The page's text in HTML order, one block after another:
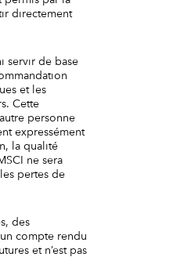
directement
servir de base
et les
Cette
personne
expressément
la qualité
ne sera
pertes de
des
compte rendu
et n’est pas